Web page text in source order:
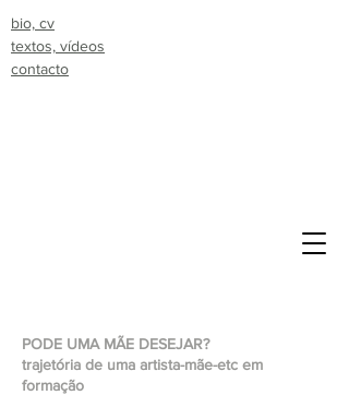
bio, cv
textos, vídeos
contacto
PODE UMA MÃE DESEJAR?
trajetória de uma artista-mãe-etc em
formação